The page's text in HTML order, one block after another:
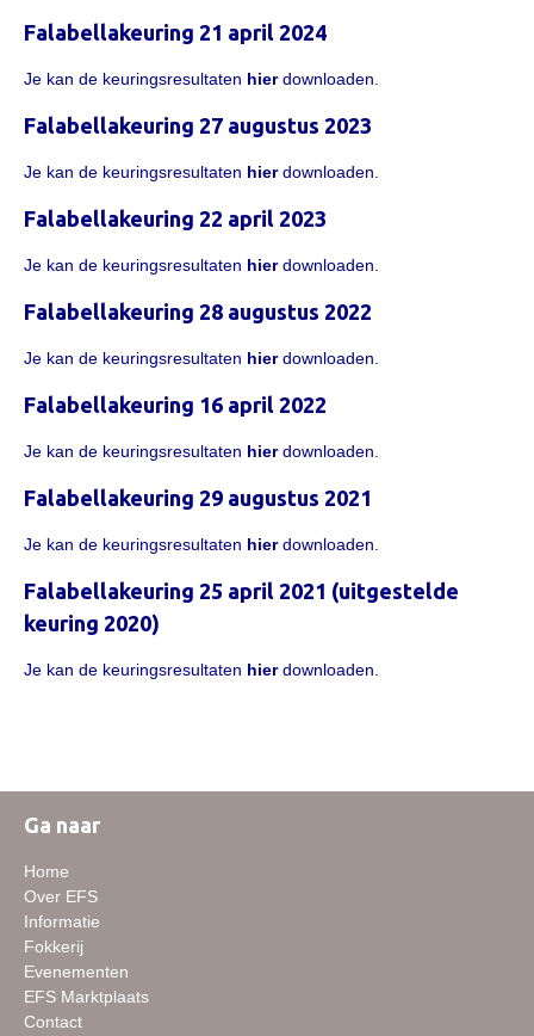
Veulenregistratie
Animal Health Regulation
Tarievenlijst 2026
Veelgestelde vragen
Fokkerij
Onze fokkerij
Fokkerij informatie
Veulen registratie
Hengsten
EFS Hengstendatabase
EFS Database
Keuringsvideo's
EFS Marktplaats
Contact
Nieuws
Falabellakeuring 21 april 2024
Je kan de keuringsresultaten hier downloaden.
Falabellakeuring 27 augustus 2023
Je kan de keuringsresultaten hier downloaden.
Falabellakeuring 22 april 2023
Je kan de keuringsresultaten hierdownloaden.
Falabellakeuring 28 augustus 2022
Je kan de keuringsresultaten hier downloaden.
Falabellakeuring 16 april 2022
Je kan de keuringsresultaten hier downloaden.
Falabellakeuring 29 augustus 2021
Je kan de keuringsresultaten hier downloaden.
Falabellakeuring 25 april 2021 (uitgestelde
keuring 2020)
Je kan de keuringsresultaten hier downloaden.
Ga naar
Home
Over EFS
Informatie
Fokkerij
Evenementen
EFS Marktplaats
Contact